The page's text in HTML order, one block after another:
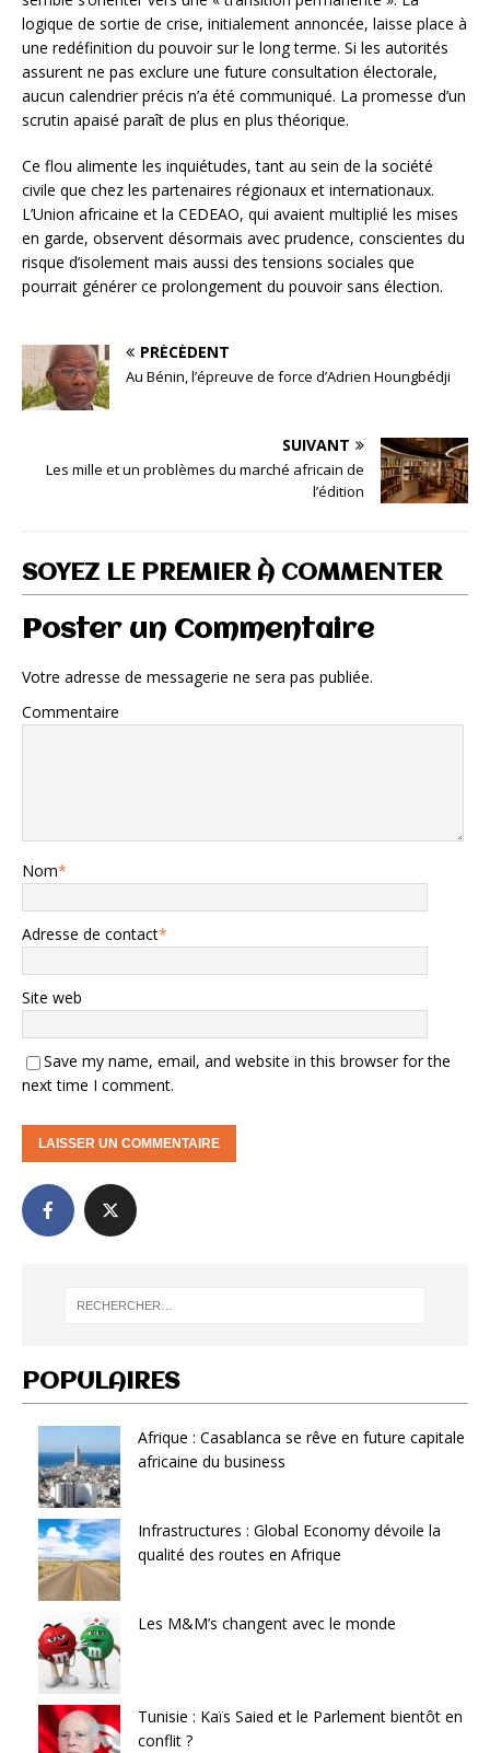
logique de sortie de crise, initialement annoncée, laisse place à
une redéfinition du pouvoir sur le long terme. Si les autorités
assurent ne pas exclure une future consultation électorale,
aucun calendrier précis n’a été communiqué. La promesse d’un
scrutin apaisé paraît de plus en plus théorique.
Ce flou alimente les inquiétudes, tant au sein de la société
civile que chez les partenaires régionaux et internationaux.
L’Union africaine et la CEDEAO, qui avaient multiplié les mises
en garde, observent désormais avec prudence, conscientes du
risque d’isolement mais aussi des tensions sociales que
pourrait générer ce prolongement du pouvoir sans élection.
PRÉCÉDENT
Au Bénin, l’épreuve de force d’Adrien Houngbédji
SUIVANT
Les mille et un problèmes du marché africain de
l’édition
SOYEZ LE PREMIER À COMMENTER
Poster un Commentaire
Votre adresse de messagerie ne sera pas publiée.
Commentaire
Nom*
Adresse de contact*
Site web
Save my name, email, and website in this browser for the
next time I comment.
POPULAIRES
Afrique : Casablanca se rêve en future capitale
africaine du business
Infrastructures : Global Economy dévoile la
qualité des routes en Afrique
Les M&M’s changent avec le monde
Tunisie : Kaïs Saied et le Parlement bientôt en
conflit ?